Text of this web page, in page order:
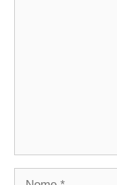
Nome